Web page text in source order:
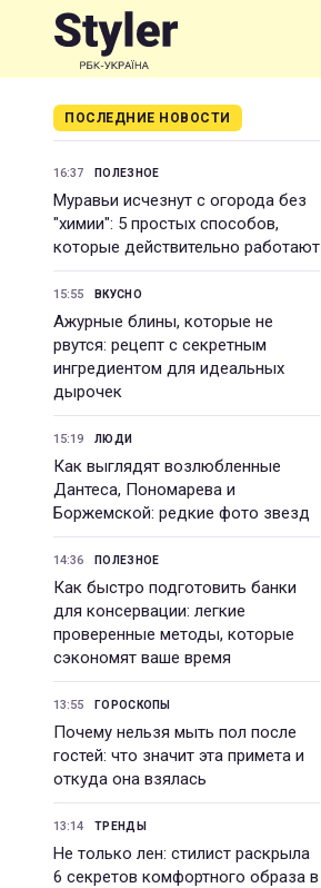
ПОСЛЕДНИЕ НОВОСТИ
16:37 ПОЛЕЗНОЕ
Муравьи исчезнут с огорода без
"химии": 5 простых способов,
которые действительно работают
15:55 ВКУСНО
Ажурные блины, которые не
рвутся: рецепт с секретным
ингредиентом для идеальных
дырочек
15:19 ЛЮДИ
Как выглядят возлюбленные
Дантеса, Пономарева и
Боржемской: редкие фото звезд
14:36 ПОЛЕЗНОЕ
Как быстро подготовить банки
для консервации: легкие
проверенные методы, которые
сэкономят ваше время
13:55 ГОРОСКОПЫ
Почему нельзя мыть пол после
гостей: что значит эта примета и
откуда она взялась
13:14 ТРЕНДЫ
Не только лен: стилист раскрыла
6 секретов комфортного образа в